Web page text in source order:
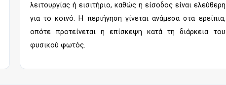
λειτουργίας ή εισιτήριο, καθώς η είσοδος είναι ελεύθερη
για το κοινό. Η περιήγηση γίνεται ανάμεσα στα ερείπια,
οπότε προτείνεται η επίσκεψη κατά τη διάρκεια του
φυσικού φωτός.